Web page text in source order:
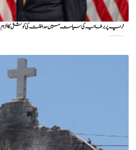
ٹرمپ پر برطانیہ کی سیاست میں مداخلت کی کوشش کا الزام